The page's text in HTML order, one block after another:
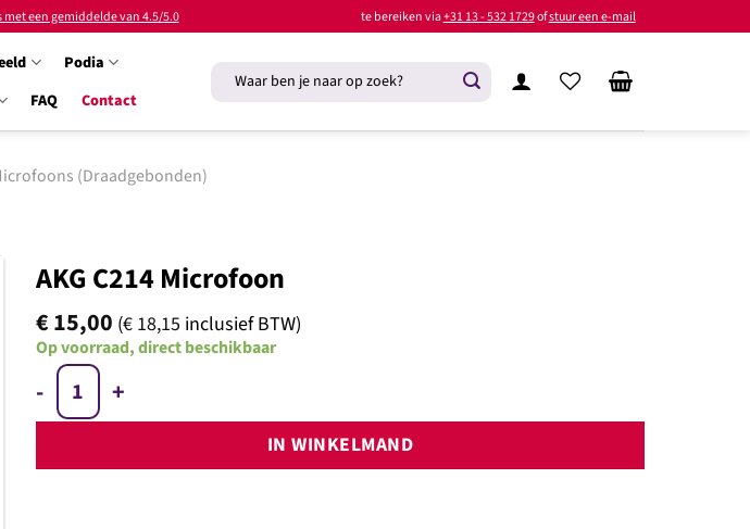
een gemiddelde van 4.5/5.0 te bereiken via+31 13 - 532 1729ofstuur een e-mail
Podia
FAQ Contact
Zoeken
naar:
(Draadgebonden)
AKG C214 Microfoon
€15,00 (€ 18,15 inclusief BTW)
Op voorraad, direct beschikbaar
AKG C214 Microfoon aantal
IN WINKELMAND